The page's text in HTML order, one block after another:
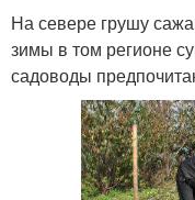
На севере грушу
зимы в том регионе
садоводы